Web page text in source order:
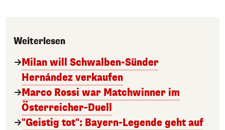
Weiterlesen
Milan will Schwalben-Sünder
Hernández verkaufen
Marco Rossi war Matchwinner im
Österreicher-Duell
"Geistig tot": Bayern-Legende geht auf